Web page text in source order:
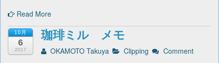
Read More
10月
6
2017
珈琲ミル メモ
OKAMOTO Takuya Clipping Comment